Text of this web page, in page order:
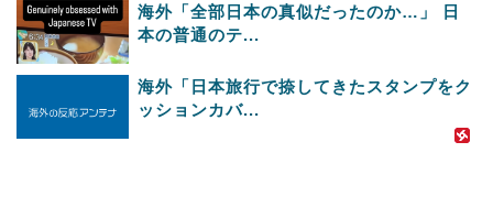
海外「全部日本の真似だったのか…」 日
本の普通のテ...
海外「日本旅行で捺してきたスタンプをク
ッションカバ...